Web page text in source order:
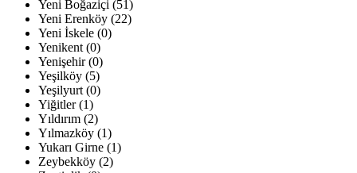
Yeni Boğaziçi (51)
Yeni Erenköy (22)
Yeni İskele (0)
Yenikent (0)
Yenişehir (0)
Yeşilköy (5)
Yeşilyurt (0)
Yiğitler (1)
Yıldırım (2)
Yılmazköy (1)
Yukarı Girne (1)
Zeybekköy (2)